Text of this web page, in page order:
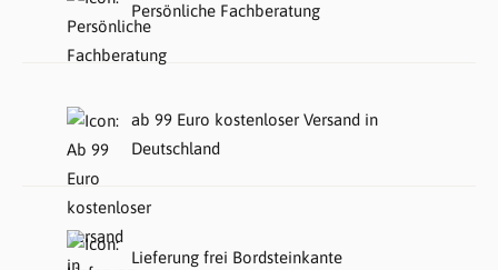
Persönliche Fachberatung
ab 99 Euro kostenloser Versand in
Deutschland
Lieferung frei Bordsteinkante